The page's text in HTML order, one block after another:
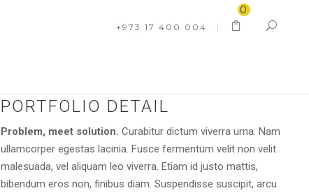
+973 17 400 004
0
PORTFOLIO DETAIL
Problem, meet solution. Curabitur dictum viverra urna. Nam
ullamcorper egestas lacinia. Fusce fermentum velit non velit
malesuada, vel aliquam leo viverra. Etiam id justo mattis,
bibendum eros non, finibus diam. Suspendisse suscipit, arcu